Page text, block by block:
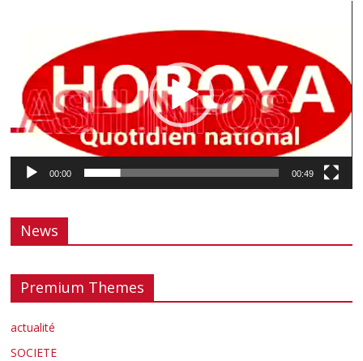
00:00 00:49
News
Premium Themes
actualité
SOCIETE